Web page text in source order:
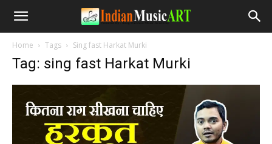
Home Tags Sing fast Harkat Murki
Tag: sing fast Harkat Murki